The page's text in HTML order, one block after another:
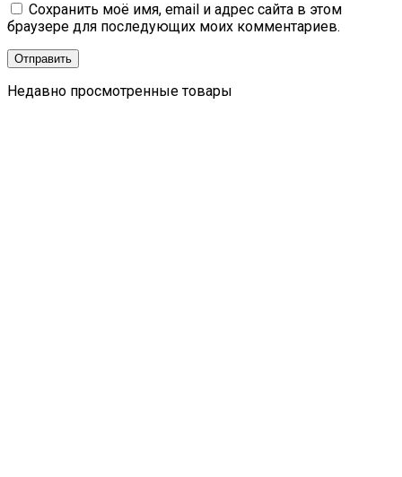
Сохранить моё имя, email и адрес сайта в этом
браузере для последующих моих комментариев.
Недавно просмотренные товары